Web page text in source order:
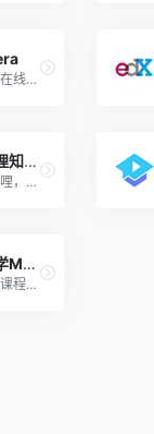
大型公开在线课程项目，来自世界顶尖大学的慕课
哔哩哔哩知识区
来哔哩哔哩，学习也要干杯?
中国大学MOOC
国家精品课程在线学习平台